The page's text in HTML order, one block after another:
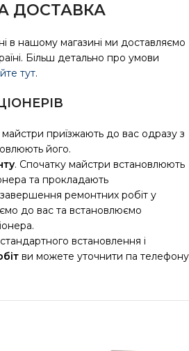
ДОСТАВКА
в нашому магазині ми доставляємо
Більш детально про умови
тут.
приїзжають до вас одразу з
його.
. Спочатку майстри встановлюють
та прокладають
завершення ремонтних робіт у
до вас та встановлюємо
встановлення і
ви можете уточнити па телефону